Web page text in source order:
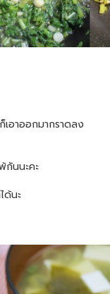
เอาออกมากราดลง
กันนะคะ
ด้นะ